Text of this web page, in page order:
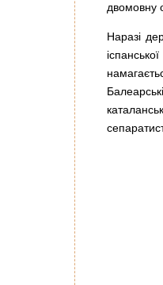
двомовну
Наразі